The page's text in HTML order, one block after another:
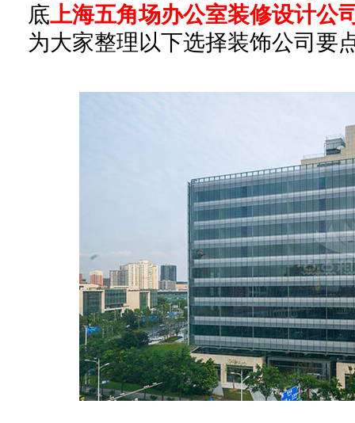
底上海五角场办公室装修设计公
为大家整理以下选择装饰公司要